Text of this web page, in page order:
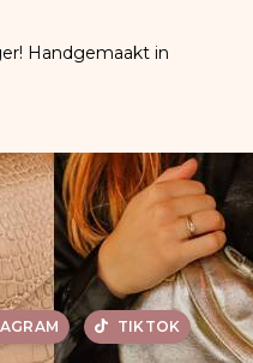
Handgemaakt in
TIKTOK